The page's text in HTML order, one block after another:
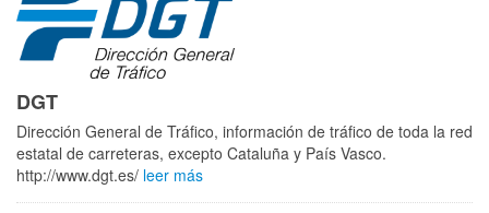
DGT
Dirección General de Tráfico, información de tráfico de toda la red
estatal de carreteras, excepto Cataluña y País Vasco.
http://www.dgt.es/ leer más